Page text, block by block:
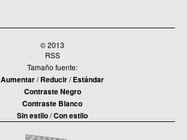
© 2013
RSS
Tamaño fuente:
Aumentar/Reducir/Estándar
Contraste Negro
Contraste Blanco
Sin estilo/Con estilo